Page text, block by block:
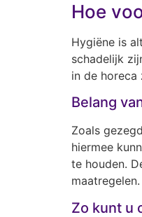
Hoe
Hygiëne is
schadelijk
in de horeca
Belang
Zoals
hiermee
te houden.
maatregelen.
Zo kunt u